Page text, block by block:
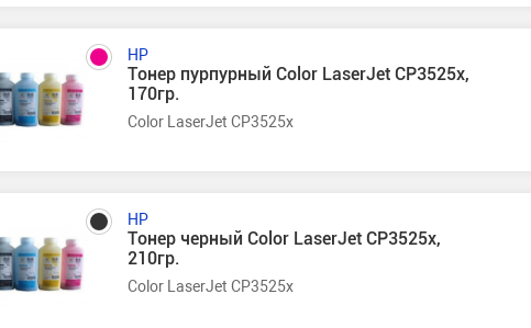
HP
Тонер пурпурный Color LaserJet CP3525x,
170гр.
Color LaserJet CP3525x
HP
Тонер черный Color LaserJet CP3525x,
210гр.
Color LaserJet CP3525x